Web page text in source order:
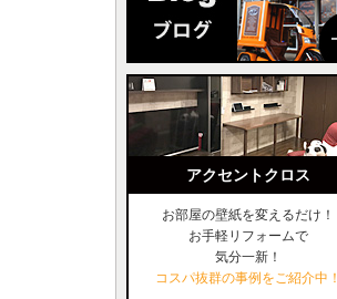
アクセントクロス
お部屋の壁紙を変えるだけ！
お手軽リフォームで
気分一新！
コスパ抜群の事例をご紹介中！